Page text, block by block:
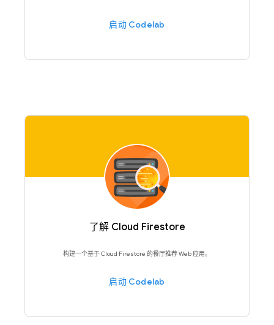
启动 Codelab
了解 Cloud Firestore
构建一个基于 Cloud Firestore 的餐厅推荐 Web 应用。
启动 Codelab